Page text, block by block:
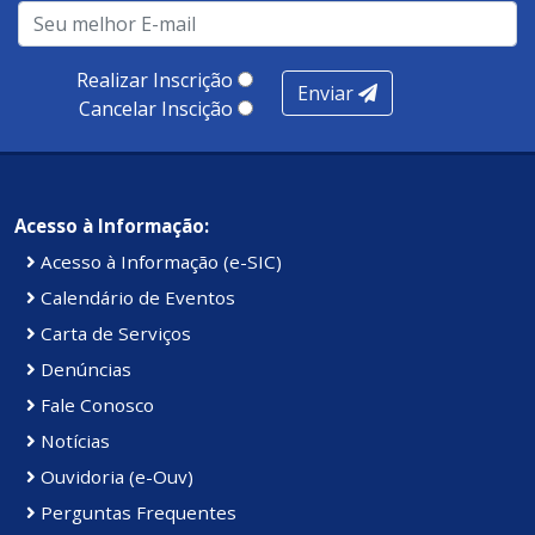
produtividade. Somados, todos as categorias totalizam
Kennedy.Realizar Inscrição
Cancelar Inscição
Enviar
Acesso à Informação:
Acesso à Informação (e-SIC)
Calendário de Eventos
Carta de Serviços
Denúncias
Fale Conosco
Notícias
Ouvidoria (e-Ouv)
Perguntas Frequentes